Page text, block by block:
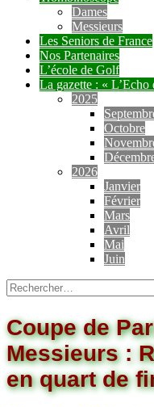
Dames
Messieurs
Les Seniors de France
Nos Partenaires
L’école de Golf
La gazette : « L’Echo
2025
Octobre
2026
Janvier
Février
Mars
Avril
Mai
Juin
Coupe de
Messieurs :
en quart de